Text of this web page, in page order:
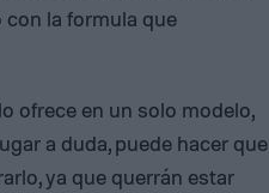
con la formula que
ofrece en un solo modelo,
a duda, puede hacer que
ya que querrán estar